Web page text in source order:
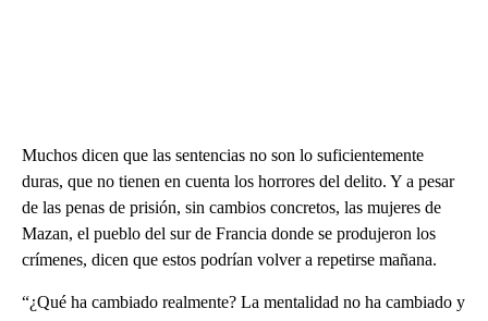
Muchos dicen que las sentencias no son lo suficientemente
duras, que no tienen en cuenta los horrores del delito. Y a pesar
de las penas de prisión, sin cambios concretos, las mujeres de
Mazan, el pueblo del sur de Francia donde se produjeron los
crímenes, dicen que estos podrían volver a repetirse mañana.
“¿Qué ha cambiado realmente? La mentalidad no ha cambiado y